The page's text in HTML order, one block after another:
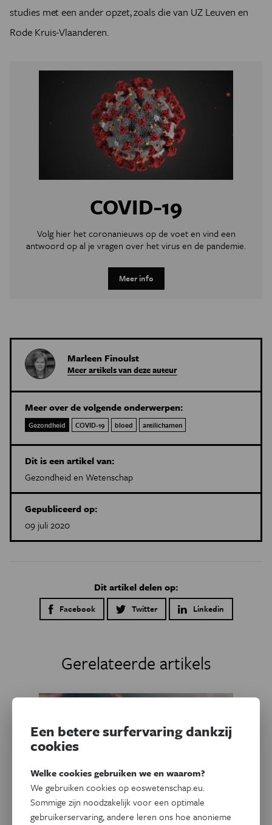
studies met een ander opzet, zoals die van UZ Leuven en
Rode Kruis-Vlaanderen.
COVID-19
Volg hier het coronanieuws op de voet en vind een
antwoord op al je vragen over het virus en de pandemie.
Meer info
Marleen Finoulst
Meer artikels van deze auteur
Meer over de volgende onderwerpen:
Gezondheid COVID-19 bloed antilichamen
Dit is een artikel van:
Gezondheid en Wetenschap
Gepubliceerd op:
09 juli 2020
Dit artikel delen op:
Facebook Twitter Linkedin
Gerelateerde artikels
Een betere surfervaring dankzij
cookies
Welke cookies gebruiken we en waarom?
We gebruiken cookies op eoswetenschap.eu.
Sommige zijn noodzakelijk voor een optimale
gebruikerservaring, andere leren ons hoe anonieme